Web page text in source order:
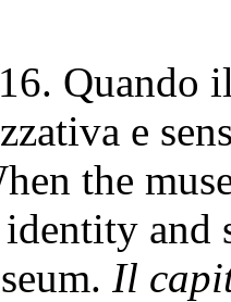
Quando
e
the
and
Il